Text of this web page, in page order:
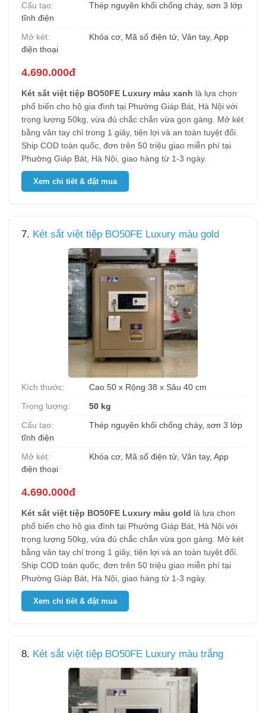
Cấu tạo:
Thép nguyên khối chống cháy, sơn 3 lớp
tĩnh điện
Mở két:
Khóa cơ, Mã số điện tử, Vân tay, App
điện thoại
4.690.000đ
Két sắt việt tiệp BO50FE Luxury màu xanh là lựa chọn
phổ biến cho hộ gia đình tại Phường Giáp Bát, Hà Nội với
trọng lượng 50kg, vừa đủ chắc chắn vừa gọn gàng. Mở két
bằng vân tay chỉ trong 1 giây, tiện lợi và an toàn tuyệt đối.
Ship COD toàn quốc, đơn trên 50 triệu giao miễn phí tại
Phường Giáp Bát, Hà Nội, giao hàng từ 1-3 ngày.
Xem chi tiết & đặt mua
7. Két sắt việt tiệp BO50FE Luxury màu gold
Kích thước:
Cao 50 x Rộng 38 x Sâu 40 cm
Trọng lượng:
50 kg
Cấu tạo:
Thép nguyên khối chống cháy, sơn 3 lớp
tĩnh điện
Mở két:
Khóa cơ, Mã số điện tử, Vân tay, App
điện thoại
4.690.000đ
Két sắt việt tiệp BO50FE Luxury màu gold là lựa chọn
phổ biến cho hộ gia đình tại Phường Giáp Bát, Hà Nội với
trọng lượng 50kg, vừa đủ chắc chắn vừa gọn gàng. Mở két
bằng vân tay chỉ trong 1 giây, tiện lợi và an toàn tuyệt đối.
Ship COD toàn quốc, đơn trên 50 triệu giao miễn phí tại
Phường Giáp Bát, Hà Nội, giao hàng từ 1-3 ngày.
Xem chi tiết & đặt mua
8. Két sắt việt tiệp BO50FE Luxury màu trắng